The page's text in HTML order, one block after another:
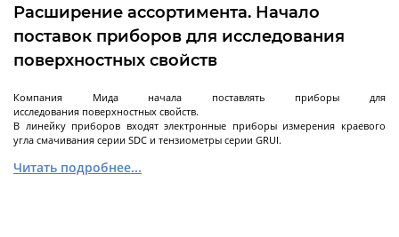
Системы PH - контроля (PH-метры)
Далее
Реакторы
эмалированные
Расширение ассортимента. Начало
поставок приборов для исследования
поверхностных свойств
Компания Мида начала поставлять приборы для
исследования поверхностных свойств.
В линейку приборов входят электронные приборы измерения краевого
угла смачивания серии SDC и тензиометры серии GRUI.
Читать подробнее...